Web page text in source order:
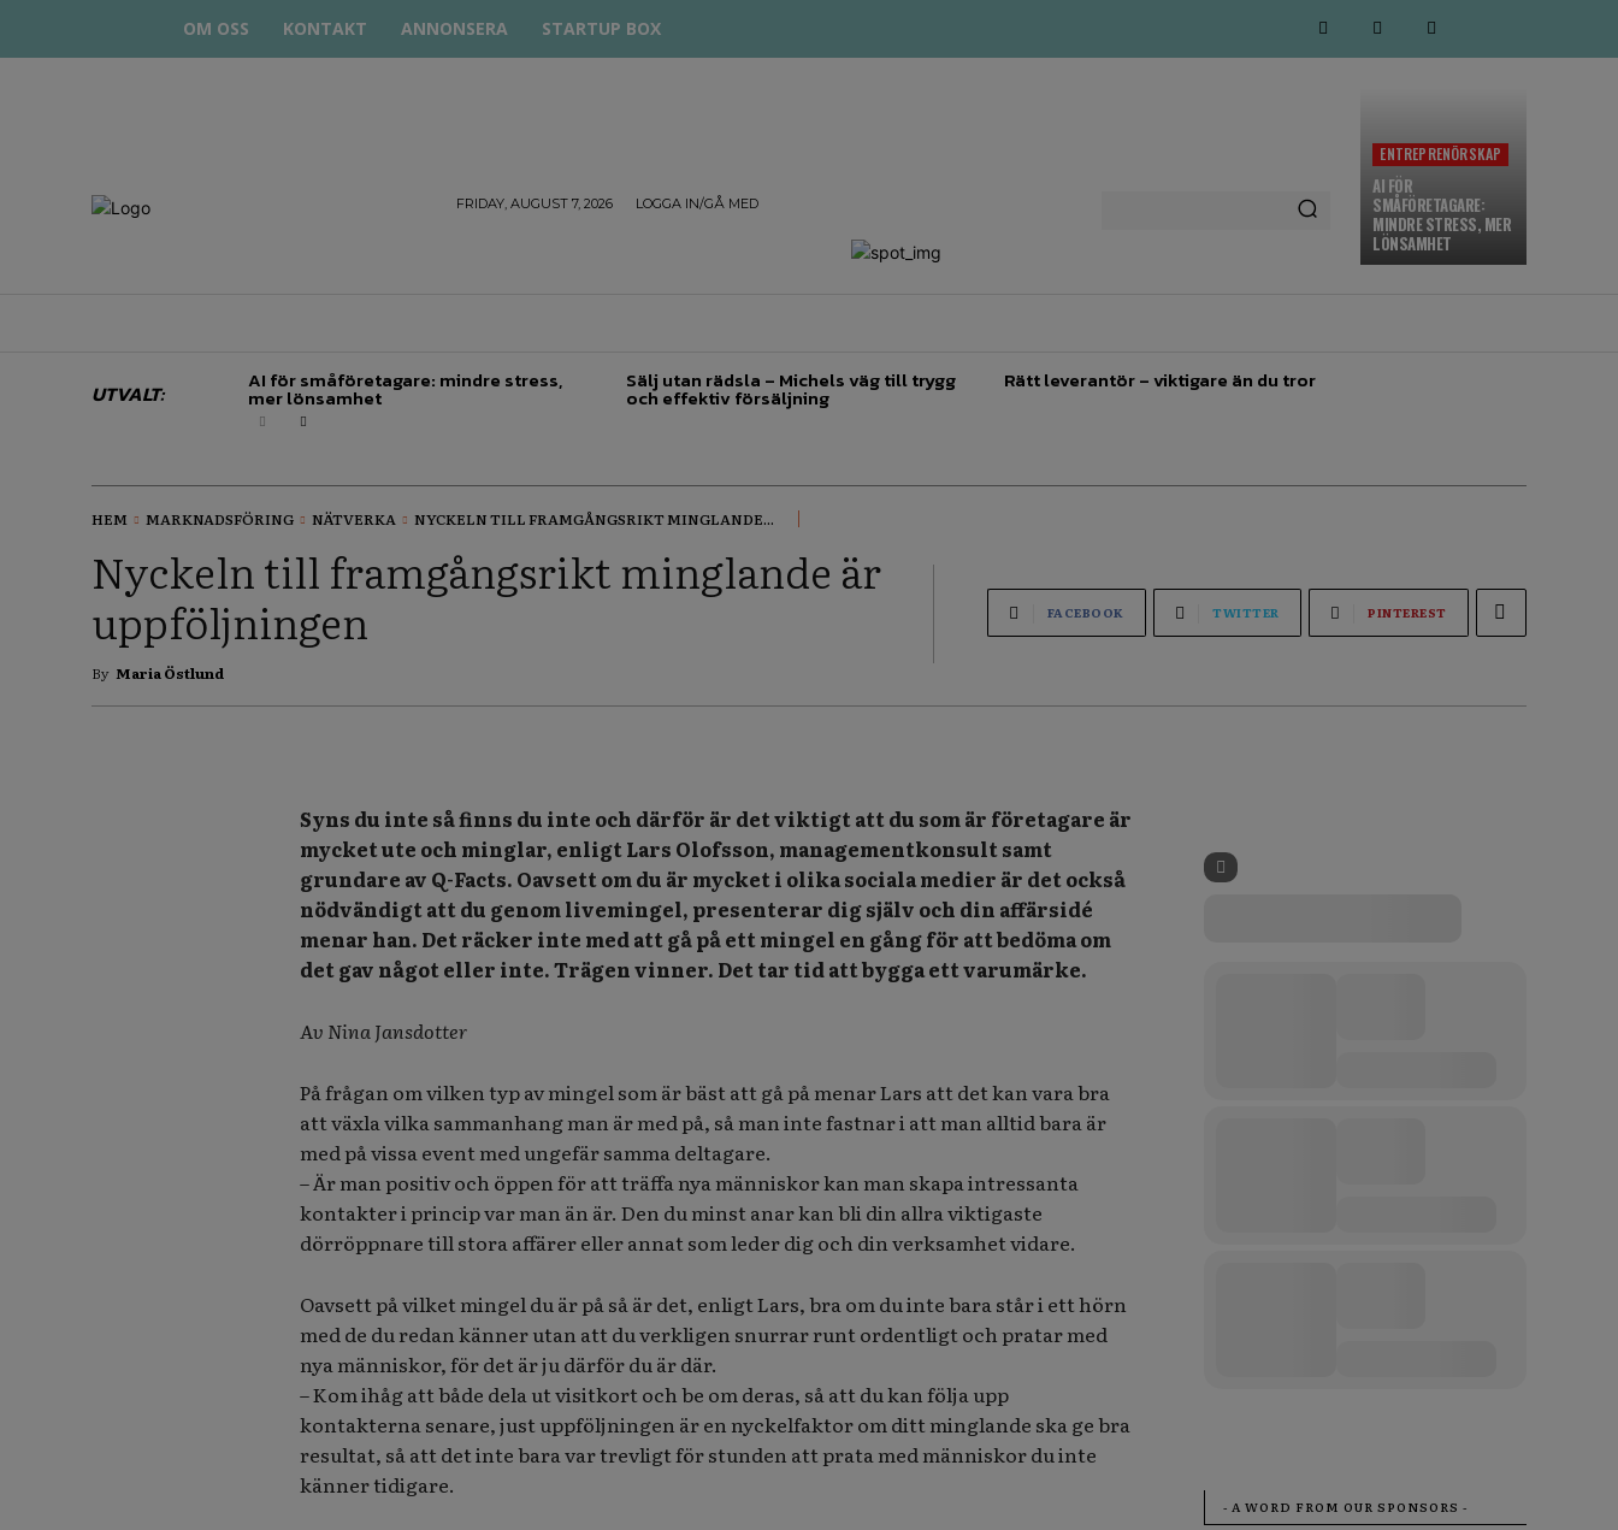
OM OSS KONTAKT ANNONSERA STARTUP BOX
FRIDAY, AUGUST 7, 2026 LOGGA IN/GÅ MED
ENTREPRENÖRSKAP
AI FÖR
SMÅFÖRETAGARE:
MINDRE STRESS, MER
LÖNSAMHET
UTVALT: AI för småföretagare: mindre stress,
mer lönsamhet
Sälj utan rädsla – Michels väg till trygg
och effektiv försäljning
Rätt leverantör – viktigare än du tror
HEM MARKNADSFÖRING NÄTVERKA NYCKELN TILL FRAMGÅNGSRIKT MINGLANDE...
Nyckeln till framgångsrikt minglande är
uppföljningen
By Maria Östlund
FACEBOOK TWITTER PINTEREST
Syns du inte så finns du inte och därför är det viktigt att du som är företagare är
mycket ute och minglar, enligt Lars Olofsson, managementkonsult samt
grundare av Q-Facts. Oavsett om du är mycket i olika sociala medier är det också
nödvändigt att du genom livemingel, presenterar dig själv och din affärsidé
menar han. Det räcker inte med att gå på ett mingel en gång för att bedöma om
det gav något eller inte. Trägen vinner. Det tar tid att bygga ett varumärke.
Av Nina Jansdotter
På frågan om vilken typ av mingel som är bäst att gå på menar Lars att det kan vara bra
att växla vilka sammanhang man är med på, så man inte fastnar i att man alltid bara är
med på vissa event med ungefär samma deltagare.
– Är man positiv och öppen för att träffa nya människor kan man skapa intressanta
kontakter i princip var man än är. Den du minst anar kan bli din allra viktigaste
dörröppnare till stora affärer eller annat som leder dig och din verksamhet vidare.
Oavsett på vilket mingel du är på så är det, enligt Lars, bra om du inte bara står i ett hörn
med de du redan känner utan att du verkligen snurrar runt ordentligt och pratar med
nya människor, för det är ju därför du är där.
– Kom ihåg att både dela ut visitkort och be om deras, så att du kan följa upp
kontakterna senare, just uppföljningen är en nyckelfaktor om ditt minglande ska ge bra
resultat, så att det inte bara var trevligt för stunden att prata med människor du inte
känner tidigare.
- A WORD FROM OUR SPONSORS -